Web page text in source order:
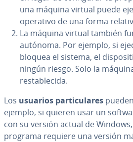
una máquina virtual puede
operativo de una forma
La máquina virtual también
autónoma. Por ejemplo, si
bloquea el sistema, el
ningún riesgo. Solo la
re­s­ta­ble­ci­da.
Los usuarios pa­r­ti­cu­la­res
ejemplo, si quieren usar un
con su versión actual de
programa requiere una versión